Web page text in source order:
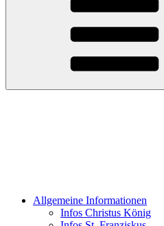
Allgemeine Informationen
Infos Christus König